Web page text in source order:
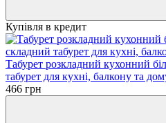
Купівля в кредит
Табурет розкладний кухонний
табурет для кухні, балкону та
466 грн